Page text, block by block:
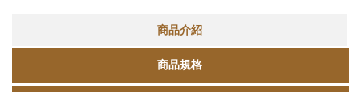
商品介紹
商品規格